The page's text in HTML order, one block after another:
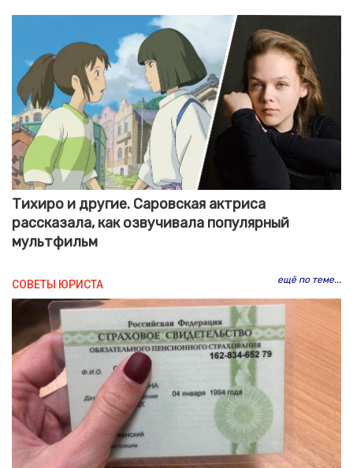
Тихиро и другие. Саровская актриса
рассказала, как озвучивала популярный
мультфильм
ещё по теме...
СОВЕТЫ ЮРИСТА